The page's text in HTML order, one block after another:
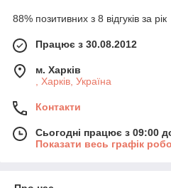
88% позитивних з 8 відгуків за рік
Працює з 30.08.2012
м. Харків
, Харків, Україна
Контакти
Сьогодні працює з 09:00
Показати весь графік